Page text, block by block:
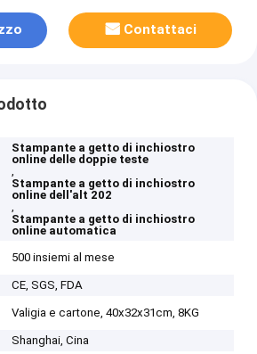
Contattaci
Stampante a getto di inchiostro
online delle doppie teste
,
Stampante a getto di inchiostro
online dell'alt 202
,
Stampante a getto di inchiostro
online automatica
500 insiemi al mese
CE, SGS, FDA
Valigia e cartone, 40x32x31cm, 8KG
Shanghai, Cina